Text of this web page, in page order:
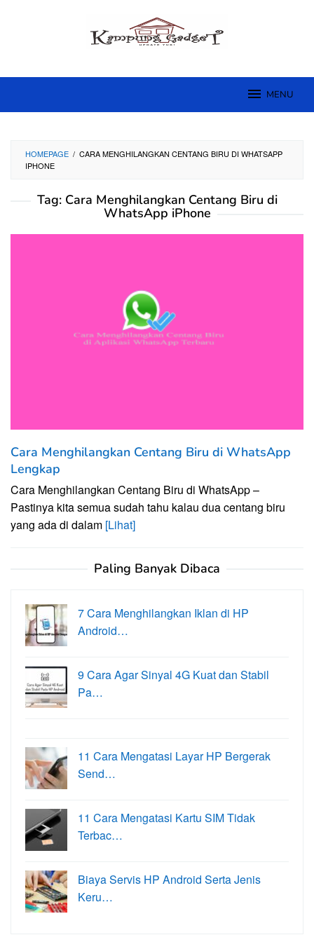
MENU
HOMEPAGE / CARA MENGHILANGKAN CENTANG BIRU DI WHATSAPP
IPHONE
Tag: Cara Menghilangkan Centang Biru di
WhatsApp iPhone
Cara Menghilangkan Centang Biru di WhatsApp
Lengkap
Cara Menghilangkan Centang Biru di WhatsApp –
Pastinya kita semua sudah tahu kalau dua centang biru
yang ada di dalam [Lihat]
Paling Banyak Dibaca
7 Cara Menghilangkan Iklan di HP
Android…
9 Cara Agar Sinyal 4G Kuat dan Stabil
Pa…
11 Cara Mengatasi Layar HP Bergerak
Send…
11 Cara Mengatasi Kartu SIM Tidak
Terbac…
Biaya Servis HP Android Serta Jenis
Keru…